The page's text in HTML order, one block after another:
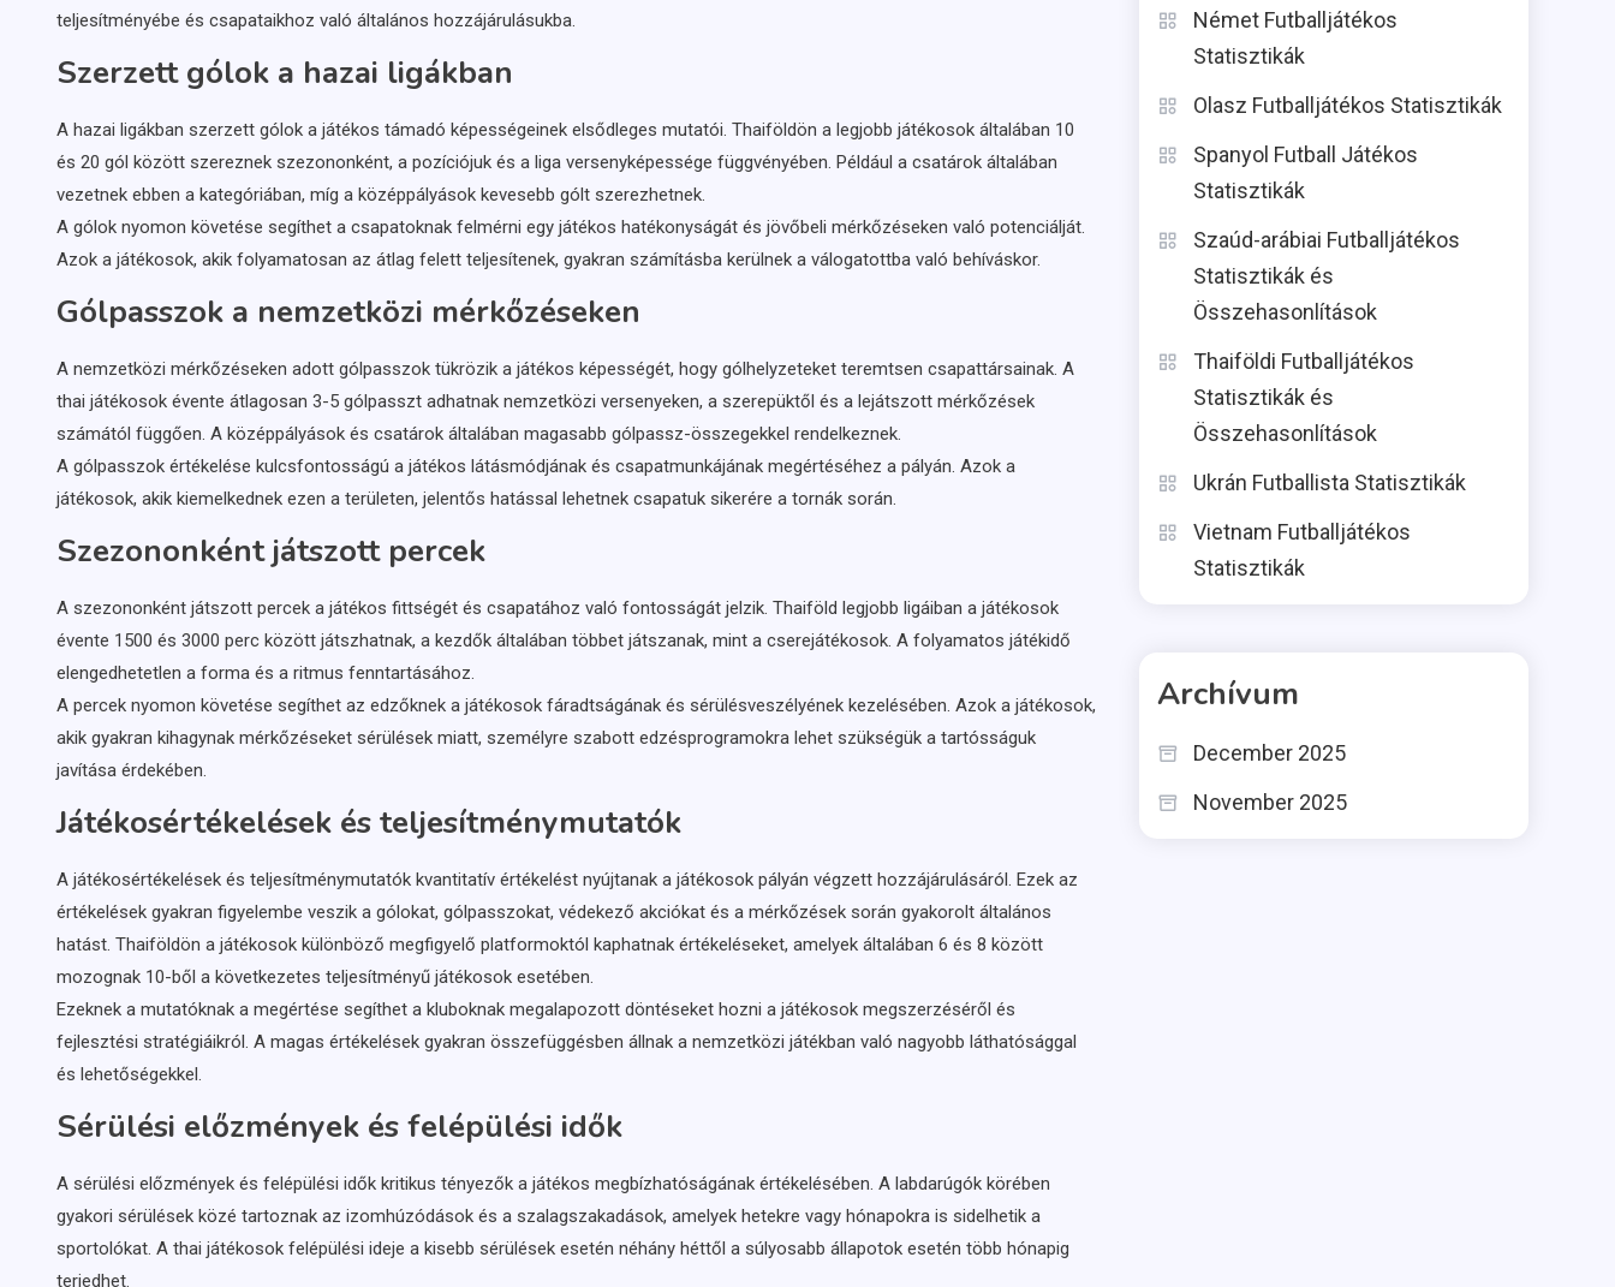
teljesítményébe és csapataikhoz való általános hozzájárulásukba.
Szerzett gólok a hazai ligákban
A hazai ligákban szerzett gólok a játékos támadó képességeinek elsődleges mutatói. Thaiföldön a legjobb játékosok általában 10
és 20 gól között szereznek szezononként, a pozíciójuk és a liga versenyképessége függvényében. Például a csatárok általában
vezetnek ebben a kategóriában, míg a középpályások kevesebb gólt szerezhetnek.
A gólok nyomon követése segíthet a csapatoknak felmérni egy játékos hatékonyságát és jövőbeli mérkőzéseken való potenciálját.
Azok a játékosok, akik folyamatosan az átlag felett teljesítenek, gyakran számításba kerülnek a válogatottba való behíváskor.
Gólpasszok a nemzetközi mérkőzéseken
A nemzetközi mérkőzéseken adott gólpasszok tükrözik a játékos képességét, hogy gólhelyzeteket teremtsen csapattársainak. A
thai játékosok évente átlagosan 3-5 gólpasszt adhatnak nemzetközi versenyeken, a szerepüktől és a lejátszott mérkőzések
számától függően. A középpályások és csatárok általában magasabb gólpassz-összegekkel rendelkeznek.
A gólpasszok értékelése kulcsfontosságú a játékos látásmódjának és csapatmunkájának megértéséhez a pályán. Azok a
játékosok, akik kiemelkednek ezen a területen, jelentős hatással lehetnek csapatuk sikerére a tornák során.
Szezononként játszott percek
A szezononként játszott percek a játékos fittségét és csapatához való fontosságát jelzik. Thaiföld legjobb ligáiban a játékosok
évente 1500 és 3000 perc között játszhatnak, a kezdők általában többet játszanak, mint a cserejátékosok. A folyamatos játékidő
elengedhetetlen a forma és a ritmus fenntartásához.
A percek nyomon követése segíthet az edzőknek a játékosok fáradtságának és sérülésveszélyének kezelésében. Azok a játékosok,
akik gyakran kihagynak mérkőzéseket sérülések miatt, személyre szabott edzésprogramokra lehet szükségük a tartósságuk
javítása érdekében.
Játékosértékelések és teljesítménymutatók
A játékosértékelések és teljesítménymutatók kvantitatív értékelést nyújtanak a játékosok pályán végzett hozzájárulásáról. Ezek az
értékelések gyakran figyelembe veszik a gólokat, gólpasszokat, védekező akciókat és a mérkőzések során gyakorolt általános
hatást. Thaiföldön a játékosok különböző megfigyelő platformoktól kaphatnak értékeléseket, amelyek általában 6 és 8 között
mozognak 10-ből a következetes teljesítményű játékosok esetében.
Ezeknek a mutatóknak a megértése segíthet a kluboknak megalapozott döntéseket hozni a játékosok megszerzéséről és
fejlesztési stratégiáikról. A magas értékelések gyakran összefüggésben állnak a nemzetközi játékban való nagyobb láthatósággal
és lehetőségekkel.
Sérülési előzmények és felépülési idők
A sérülési előzmények és felépülési idők kritikus tényezők a játékos megbízhatóságának értékelésében. A labdarúgók körében
gyakori sérülések közé tartoznak az izomhúzódások és a szalagszakadások, amelyek hetekre vagy hónapokra is sidelhetik a
sportolókat. A thai játékosok felépülési ideje a kisebb sérülések esetén néhány héttől a súlyosabb állapotok esetén több hónapig
terjedhet.
Német Futballjátékos
Statisztikák
Olasz Futballjátékos Statisztikák
Spanyol Futball Játékos
Statisztikák
Szaúd-arábiai Futballjátékos
Statisztikák és
Összehasonlítások
Thaiföldi Futballjátékos
Statisztikák és
Összehasonlítások
Ukrán Futballista Statisztikák
Vietnam Futballjátékos
Statisztikák
Archívum
December 2025
November 2025